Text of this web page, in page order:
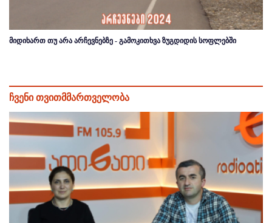
მიდიხართ თუ არა არჩევნებზე - გამოკითხვა ზუგდიდის სოფლებში
ჩვენი თვითმმართველობა